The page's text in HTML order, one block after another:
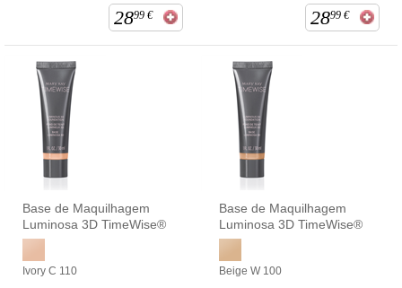
2899 € 2899 €
Base de Maquilhagem
Luminosa 3D TimeWise®
Ivory C 110
Base de Maquilhagem
Luminosa 3D TimeWise®
Beige W 100